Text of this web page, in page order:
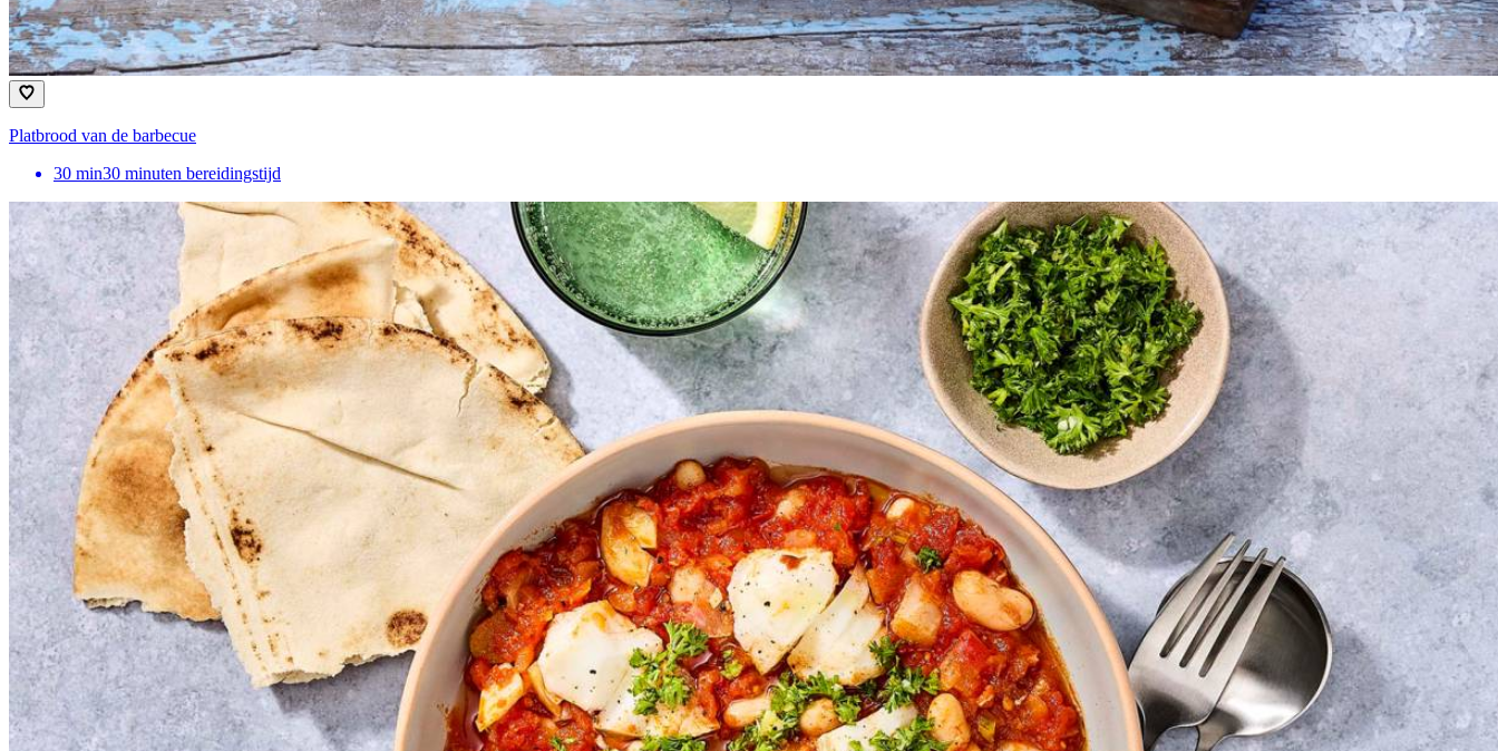
Platbrood van de barbecue
30 min30 minuten bereidingstijd